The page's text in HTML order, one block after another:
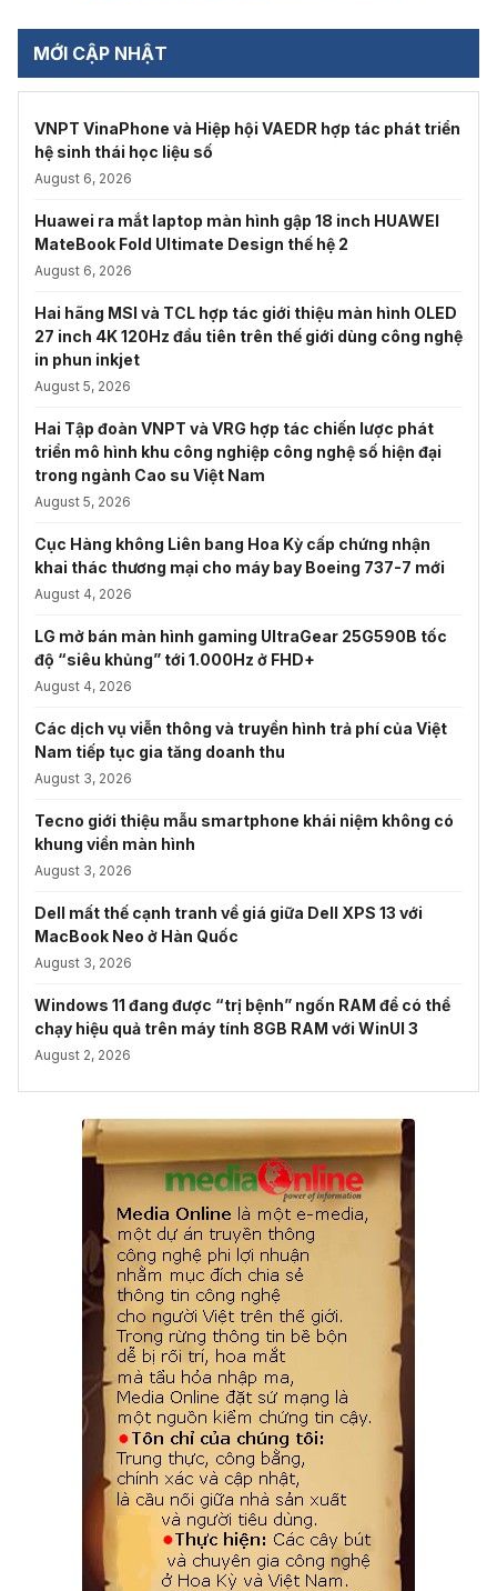
MỚI CẬP NHẬT
VNPT VinaPhone và Hiệp hội VAEDR hợp tác phát triển
hệ sinh thái học liệu số
August 6, 2026
Huawei ra mắt laptop màn hình gập 18 inch HUAWEI
MateBook Fold Ultimate Design thế hệ 2
August 6, 2026
Hai hãng MSI và TCL hợp tác giới thiệu màn hình OLED
27 inch 4K 120Hz đầu tiên trên thế giới dùng công nghệ
in phun inkjet
August 5, 2026
Hai Tập đoàn VNPT và VRG hợp tác chiến lược phát
triển mô hình khu công nghiệp công nghệ số hiện đại
trong ngành Cao su Việt Nam
August 5, 2026
Cục Hàng không Liên bang Hoa Kỳ cấp chứng nhận
khai thác thương mại cho máy bay Boeing 737-7 mới
August 4, 2026
LG mở bán màn hình gaming UltraGear 25G590B tốc
độ “siêu khủng” tới 1.000Hz ở FHD+
August 4, 2026
Các dịch vụ viễn thông và truyền hình trả phí của Việt
Nam tiếp tục gia tăng doanh thu
August 3, 2026
Tecno giới thiệu mẫu smartphone khái niệm không có
khung viền màn hình
August 3, 2026
Dell mất thế cạnh tranh về giá giữa Dell XPS 13 với
MacBook Neo ở Hàn Quốc
August 3, 2026
Windows 11 đang được “trị bệnh” ngốn RAM để có thể
chạy hiệu quả trên máy tính 8GB RAM với WinUI 3
August 2, 2026